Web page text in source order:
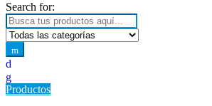
Search for:
Productos